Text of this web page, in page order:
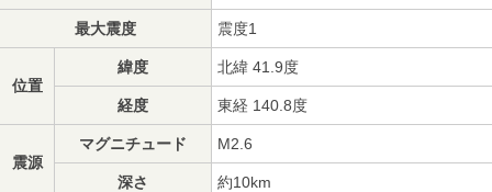
最大震度 震度1
位置
緯度 北緯 41.9度
経度 東経 140.8度
震源
マグニチュード M2.6
深さ 約10km